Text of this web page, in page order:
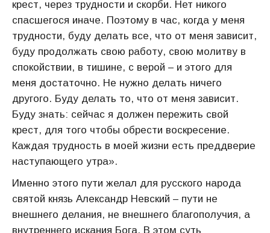
крест, через трудности и скорби. Нет никого
спасшегося иначе. Поэтому в час, когда у меня
трудности, буду делать все, что от меня зависит,
буду продолжать свою работу, свою молитву в
спокойствии, в тишине, с верой – и этого для
меня достаточно. Не нужно делать ничего
другого. Буду делать то, что от меня зависит.
Буду знать: сейчас я должен пережить свой
крест, для того чтобы обрести воскресение.
Каждая трудность в моей жизни есть преддверие
наступающего утра».
Именно этого пути желал для русского народа
святой князь Александр Невский – пути не
внешнего делания, не внешнего благополучия, а
внутреннего искания Бога. В этом суть